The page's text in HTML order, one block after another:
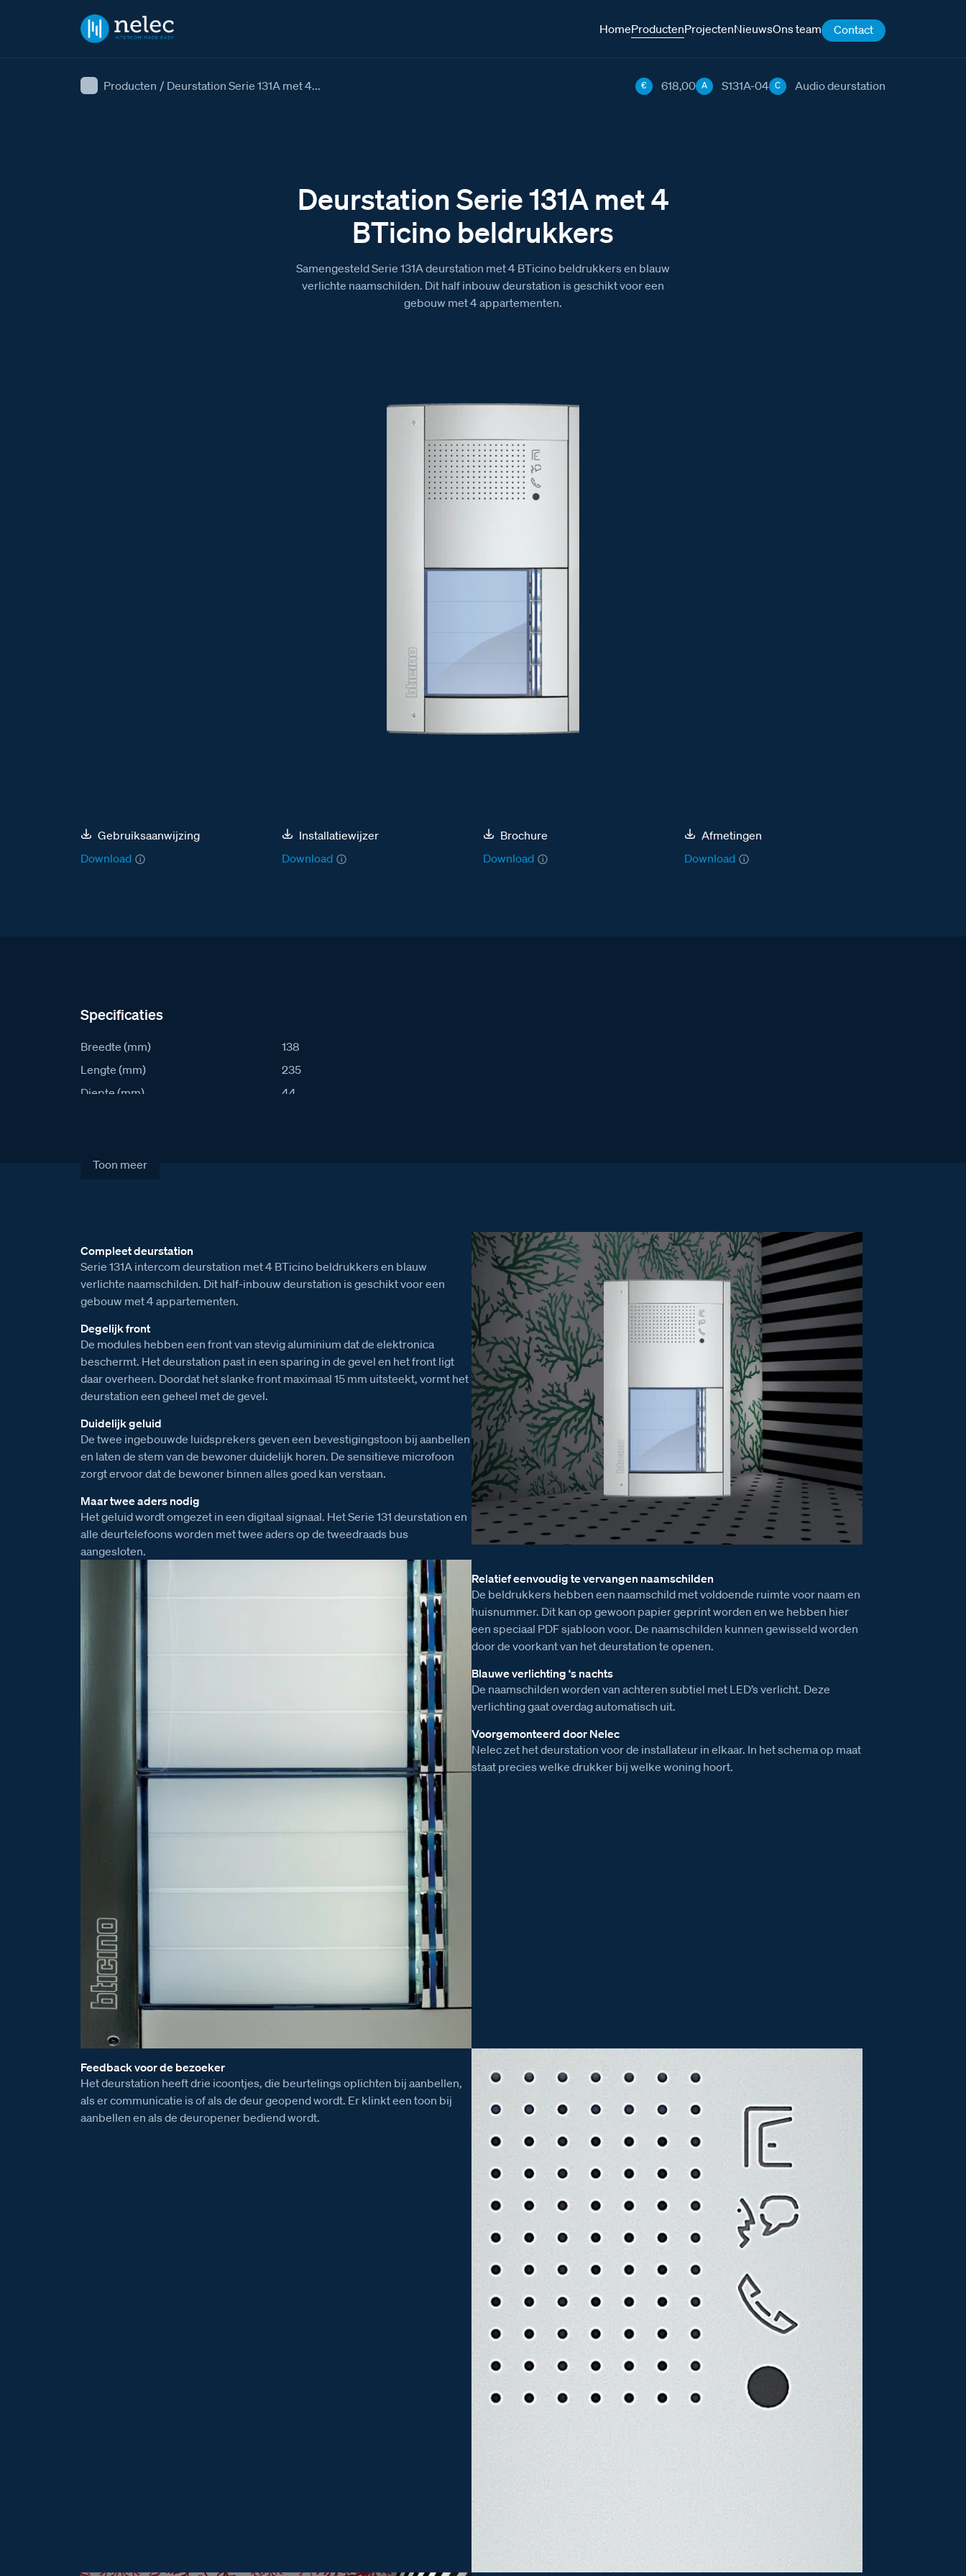
HomeProductenProjectenNieuwsOns team Contact
Producten / Deurstation Serie 131A met 4... € 618,00 A S131A-04 C Audio deurstation
Deurstation Serie 131A met 4
BTicino beldrukkers
Samengesteld Serie 131A deurstation met 4 BTicino beldrukkers en blauw
verlichte naamschilden. Dit half inbouw deurstation is geschikt voor een
gebouw met 4 appartementen.
Gebruiksaanwijzing
Download
Installatiewijzer
Download
Brochure
Download
Afmetingen
Download
Specificaties
Breedte (mm)
138
Lengte (mm)
235
Diepte (mm)
44
Stroomafname in rust (mA)
Toon meer
Compleet deurstation
Serie 131A intercom deurstation met 4 BTicino beldrukkers en blauw
verlichte naamschilden. Dit half-inbouw deurstation is geschikt voor een
gebouw met 4 appartementen.
Degelijk front
De modules hebben een front van stevig aluminium dat de elektronica
beschermt. Het deurstation past in een sparing in de gevel en het front ligt
daar overheen. Doordat het slanke front maximaal 15 mm uitsteekt, vormt het
deurstation een geheel met de gevel.
Duidelijk geluid
De twee ingebouwde luidsprekers geven een bevestigingstoon bij aanbellen
en laten de stem van de bewoner duidelijk horen. De sensitieve microfoon
zorgt ervoor dat de bewoner binnen alles goed kan verstaan.
Maar twee aders nodig
Het geluid wordt omgezet in een digitaal signaal. Het Serie 131 deurstation en
alle deurtelefoons worden met twee aders op de tweedraads bus
aangesloten.
Relatief eenvoudig te vervangen naamschilden
De beldrukkers hebben een naamschild met voldoende ruimte voor naam en
huisnummer. Dit kan op gewoon papier geprint worden en we hebben hier
een speciaal PDF sjabloon voor. De naamschilden kunnen gewisseld worden
door de voorkant van het deurstation te openen.
Blauwe verlichting ‘s nachts
De naamschilden worden van achteren subtiel met LED’s verlicht. Deze
verlichting gaat overdag automatisch uit.
Voorgemonteerd door Nelec
Nelec zet het deurstation voor de installateur in elkaar. In het schema op maat
staat precies welke drukker bij welke woning hoort.
Feedback voor de bezoeker
Het deurstation heeft drie icoontjes, die beurtelings oplichten bij aanbellen,
als er communicatie is of als de deur geopend wordt. Er klinkt een toon bij
aanbellen en als de deuropener bediend wordt.